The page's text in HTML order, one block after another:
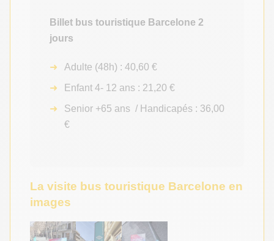
Billet bus touristique Barcelone 2
jours
Adulte (48h) : 40,60 €
Enfant 4- 12 ans : 21,20 €
Senior +65 ans / Handicapés : 36,00
€
La visite bus touristique Barcelone en
images